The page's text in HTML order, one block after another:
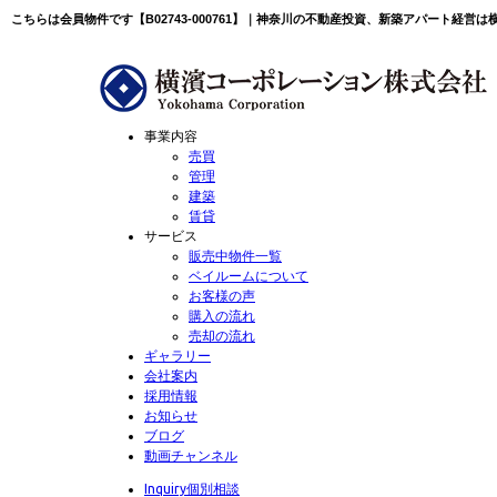
こちらは会員物件です【B02743-000761】｜神奈川の不動産投資、新築アパート経営は
事業内容
売買
管理
建築
賃貸
サービス
販売中物件一覧
ベイルームについて
お客様の声
購入の流れ
売却の流れ
ギャラリー
会社案内
採用情報
お知らせ
ブログ
動画チャンネル
Inquiry個別相談